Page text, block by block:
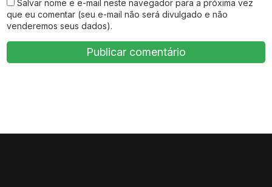
Salvar nome e e-mail neste navegador para a próxima vez
que eu comentar (seu e-mail não será divulgado e não
venderemos seus dados).